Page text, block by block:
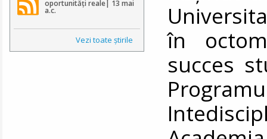
oportunități reale| 13 mai
a.c.
Vezi toate ştirile
în
succes